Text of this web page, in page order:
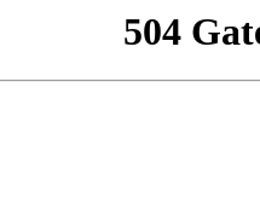
504